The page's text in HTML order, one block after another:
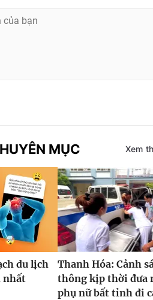
MỤC Xem
du lịch
nhất
Thanh Hóa: Cảnh
thông kịp thời đưa
phụ nữ bất tỉnh đi